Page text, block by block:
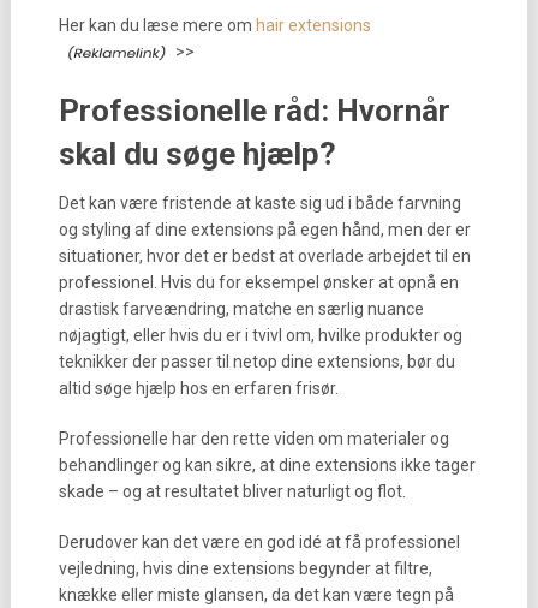
Her kan du læse mere om hair extensions
>>
Professionelle råd: Hvornår
skal du søge hjælp?
Det kan være fristende at kaste sig ud i både farvning
og styling af dine extensions på egen hånd, men der er
situationer, hvor det er bedst at overlade arbejdet til en
professionel. Hvis du for eksempel ønsker at opnå en
drastisk farveændring, matche en særlig nuance
nøjagtigt, eller hvis du er i tvivl om, hvilke produkter og
teknikker der passer til netop dine extensions, bør du
altid søge hjælp hos en erfaren frisør.
Professionelle har den rette viden om materialer og
behandlinger og kan sikre, at dine extensions ikke tager
skade – og at resultatet bliver naturligt og flot.
Derudover kan det være en god idé at få professionel
vejledning, hvis dine extensions begynder at filtre,
knække eller miste glansen, da det kan være tegn på